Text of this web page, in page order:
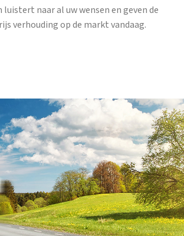
luistert naar al uw wensen en geven de
verhouding op de markt vandaag.